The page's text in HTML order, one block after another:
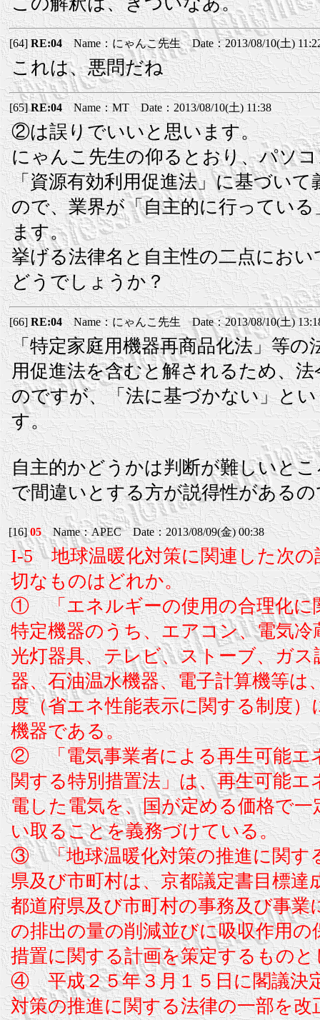
[64]RE:04Name：にゃんこ先生 Date：2013/08/10(土)
これは、悪問だね
[65]RE:04Name：MT Date：2013/08/10(土) 11:38
②は誤りでいいと思います。
にゃんこ先生の仰るとおり、パソ
「資源有効利用促進法」に基づい
ので、業界が「自主的に行ってい
ます。
挙げる法律名と自主性の二点にお
どうでしょうか？
[66] RE:04Name：にゃんこ先生 Date：2013/08/10(土)
「特定家庭用機器再商品化法」等の
用促進法を含むと解されるため、
のですが、「法に基づかない」と
す。
自主的かどうかは判断が難しいと
で間違いとする方が説得性がある
[16]05Name：APEC Date：2013/08/09(金) 00:38
I-5 地球温暖化対策に関連した次の
切なものはどれか。
① 「エネルギーの使用の合理化に
特定機器のうち、エアコン、電気冷
光灯器具、テレビ、ストーブ、ガ
器、石油温水機器、電子計算機等は
度（省エネ性能表示に関する制度）
機器である。
② 「電気事業者による再生可能エ
関する特別措置法」は、再生可能
電した電気を、国が定める価格で一
い取ることを義務づけている。
③ 「地球温暖化対策の推進に関す
県及び市町村は、京都議定書目標達
都道府県及び市町村の事務及び事業
の排出の量の削減並びに吸収作用
措置に関する計画を策定するもの
④ 平成２５年３月１５日に閣議決
対策の推進に関する法律の一部を